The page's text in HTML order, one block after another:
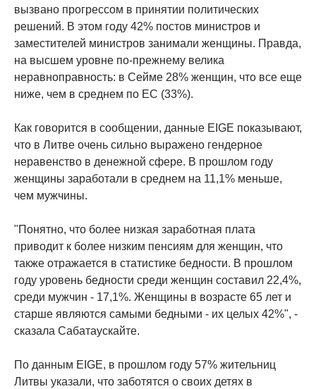
вызвано прогрессом в принятии политических
решений. В этом году 42% постов министров и
заместителей министров занимали женщины. Правда,
на высшем уровне по-прежнему велика
неравноправность: в Сейме 28% женщин, что все еще
ниже, чем в среднем по ЕС (33%).
Как говорится в сообщении, данные EIGE показывают,
что в Литве очень сильно выражено гендерное
неравенство в денежной сфере. В прошлом году
женщины заработали в среднем на 11,1% меньше,
чем мужчины.
"Понятно, что более низкая заработная плата
приводит к более низким пенсиям для женщин, что
также отражается в статистике бедности. В прошлом
году уровень бедности среди женщин составил 22,4%,
среди мужчин - 17,1%. Женщины в возрасте 65 лет и
старше являются самыми бедными - их целых 42%", -
сказала Сабатаускайте.
По данным EIGE, в прошлом году 57% жительниц
Литвы указали, что заботятся о своих детях в